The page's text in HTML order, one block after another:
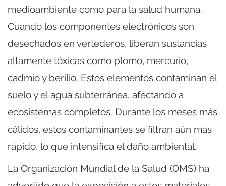
medioambiente como para la salud humana.
Cuando los componentes electrónicos son
desechados en vertederos, liberan sustancias
altamente tóxicas como plomo, mercurio,
cadmio y berilio. Estos elementos contaminan el
suelo y el agua subterránea, afectando a
ecosistemas completos. Durante los meses más
cálidos, estos contaminantes se filtran aún más
rápido, lo que intensifica el daño ambiental.
La Organización Mundial de la Salud (OMS) ha